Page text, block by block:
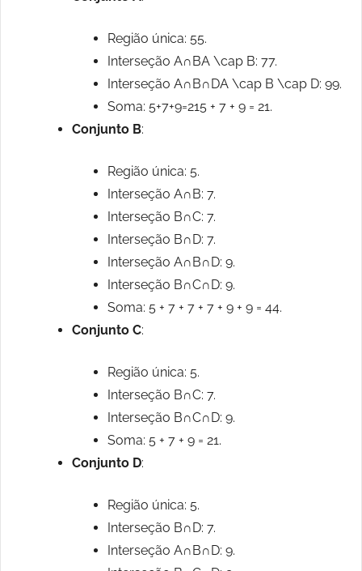
Região única: 55.
Interseção A∩BA \cap B: 77.
Interseção A∩B∩DA \cap B \cap D: 99.
Soma: 5+7+9=215 + 7 + 9 = 21.
Conjunto B:
Região única: 5.
Interseção A∩B: 7.
Interseção B∩C: 7.
Interseção B∩D: 7.
Interseção A∩B∩D: 9.
Interseção B∩C∩D: 9.
Soma: 5 + 7 + 7 + 7 + 9 + 9 = 44.
Conjunto C:
Região única: 5.
Interseção B∩C: 7.
Interseção B∩C∩D: 9.
Soma: 5 + 7 + 9 = 21.
Conjunto D:
Região única: 5.
Interseção B∩D: 7.
Interseção A∩B∩D: 9.